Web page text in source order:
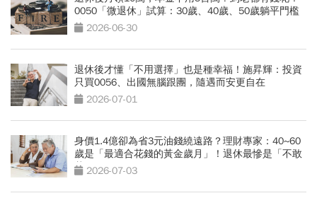
0050「微退休」試算：30歲、40歲、50歲躺平門檻
公開2026-06-30
退休後才懂「不用選擇」也是種幸福！施昇輝：投資
只買0056、出國無腦跟團，隨遇而安更自在
2026-07-01
身價1.4億卻為省3元油錢繞遠路？理財專家：40~60
歲是「最適合花錢的黃金歲月」！退休最慘是「不敢
花錢」
2026-07-03